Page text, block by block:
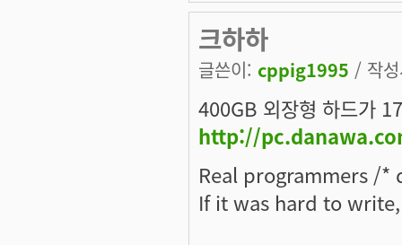
크하하
글쓴이: cppig1995 / 작
400GB 외장형 하드가
http://
Real programmers /
If it was hard to